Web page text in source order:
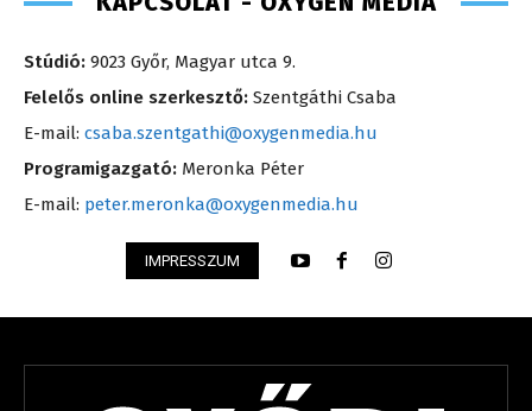
Stúdió: 9023 Győr, Magyar utca 9.
Felelős online szerkesztő: Szentgáthi Csaba
E-mail: csaba.szentgathi@oxygenmedia.hu
Programigazgató: Meronka Péter
E-mail: peter.meronka@oxygenmedia.hu
IMPRESSZUM